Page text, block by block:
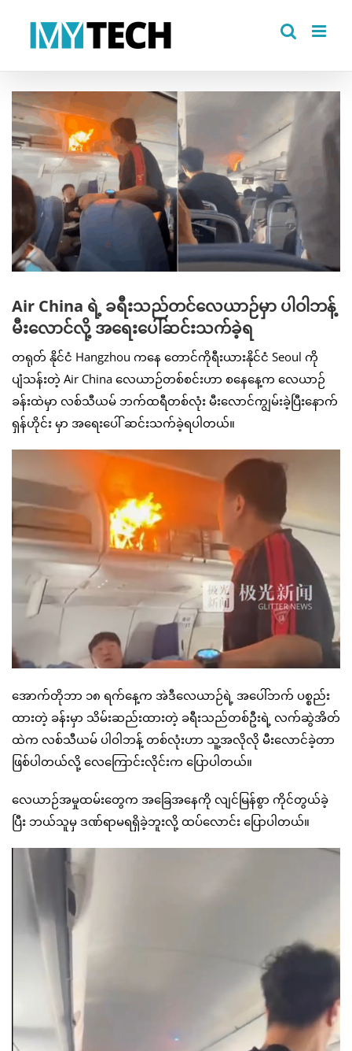
View
Larger
Image
Air China ရဲ့ ခရီးသည်တင်လေယာဉ်မှာ ပါဝါဘန့်
မီးလောင်လို့ အရေးပေါ်ဆင်းသက်ခဲ့ရ
တရုတ် နိုင်ငံ Hangzhou ကနေ တောင်ကိုရီးယားနိုင်ငံ Seoul ကို
ပျံသန်းတဲ့ Air China လေယာဉ်တစ်စင်းဟာ စနေနေ့က လေယာဉ်
ခန်းထဲမှာ လစ်သီယမ် ဘက်ထရီတစ်လုံး မီးလောင်ကျွမ်းခဲ့ပြီးနောက်
ရှန်ဟိုင်း မှာ အရေးပေါ် ဆင်းသက်ခဲ့ရပါတယ်။
အောက်တိုဘာ ၁၈ ရက်နေ့က အဲဒီလေယာဉ်ရဲ့ အပေါ်ဘက် ပစ္စည်း
ထားတဲ့ ခန်းမှာ သိမ်းဆည်းထားတဲ့ ခရီးသည်တစ်ဦးရဲ့ လက်ဆွဲအိတ်
ထဲက လစ်သီယမ် ပါဝါဘန့် တစ်လုံးဟာ သူ့အလိုလို မီးလောင်ခဲ့တာ
ဖြစ်ပါတယ်လို့ လေကြောင်းလိုင်းက ပြောပါတယ်။
လေယာဉ်အမှုထမ်းတွေက အခြေအနေကို လျင်မြန်စွာ ကိုင်တွယ်ခဲ့
ပြီး ဘယ်သူမှ ဒဏ်ရာမရရှိခဲ့ဘူးလို့ ထပ်လောင်း ပြောပါတယ်။